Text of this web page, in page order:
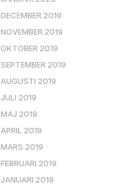
DECEMBER 2019
NOVEMBER 2019
OKTOBER 2019
SEPTEMBER 2019
AUGUSTI 2019
JULI 2019
MAJ 2019
APRIL 2019
MARS 2019
FEBRUARI 2019
JANUARI 2019